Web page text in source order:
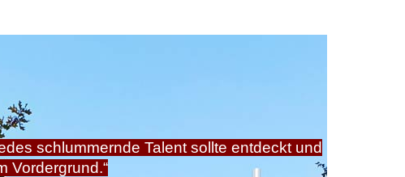
schlummernde Talent sollte entdeckt und
Vordergrund.“